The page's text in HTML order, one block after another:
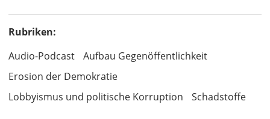
Rubriken:
Audio-Podcast
Aufbau Gegenöffentlichkeit
Erosion der Demokratie
Lobbyismus und politische Korruption
Schadstoffe